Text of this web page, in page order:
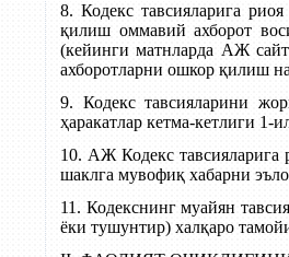
8. Кодекс тавсияларига
қилиш оммавий ахборот
(кейинги матнларда АЖ
ахборотларни ошкор қилиш
9. Кодекс тавсияларини
ҳаракатлар кетма-кетлиги 1-
10. АЖ Кодекс тавсияларига
шаклга мувофиқ хабарни
11. Кодекснинг муайян
ёки тушунтир) халқаро